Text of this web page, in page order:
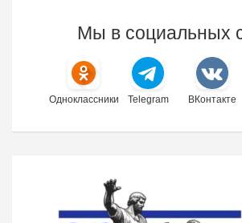
Мы в социальных
Одноклассники Telegram ВКонтакте